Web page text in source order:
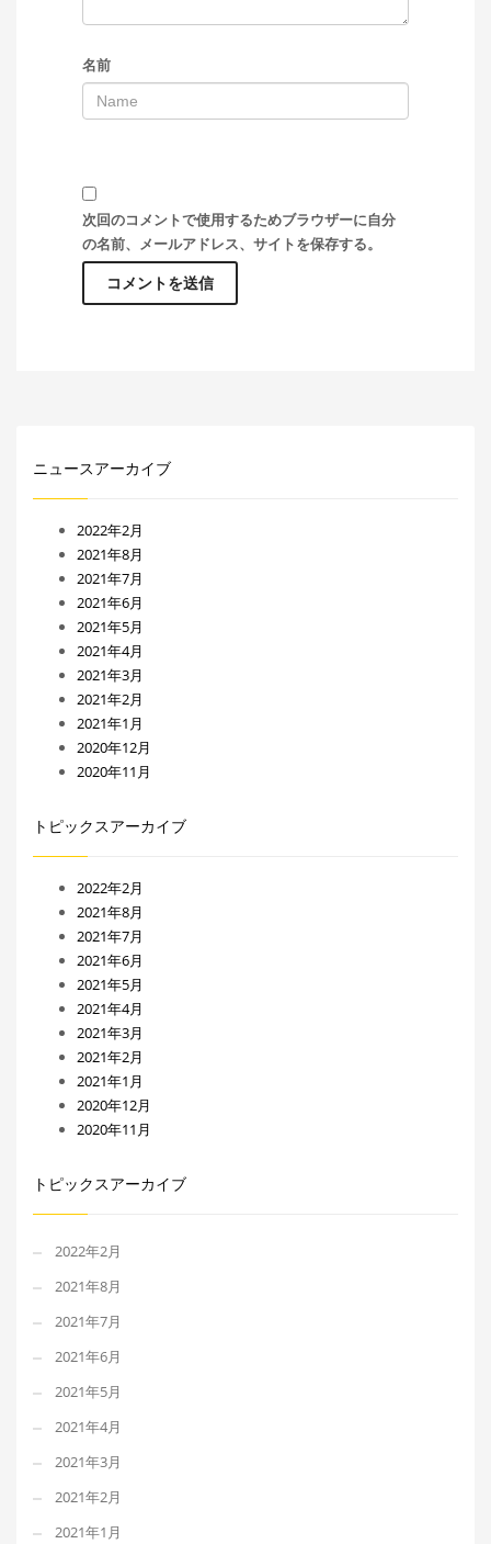
名前
次回のコメントで使用するためブラウザーに自分
の名前、メールアドレス、サイトを保存する。
ニュースアーカイブ
2022年2月
2021年8月
2021年7月
2021年6月
2021年5月
2021年4月
2021年3月
2021年2月
2021年1月
2020年12月
2020年11月
トピックスアーカイブ
2022年2月
2021年8月
2021年7月
2021年6月
2021年5月
2021年4月
2021年3月
2021年2月
2021年1月
2020年12月
2020年11月
トピックスアーカイブ
2022年2月
2021年8月
2021年7月
2021年6月
2021年5月
2021年4月
2021年3月
2021年2月
2021年1月